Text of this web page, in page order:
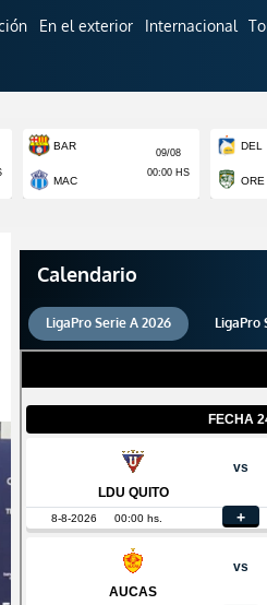
En el exterior Internacional
Calendario
LigaPro Serie A 2026 LigaPro